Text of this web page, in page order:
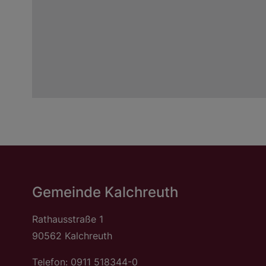
Gemeinde Kalchreuth
Rathausstraße 1
90562 Kalchreuth
Telefon: 0911 518344-0